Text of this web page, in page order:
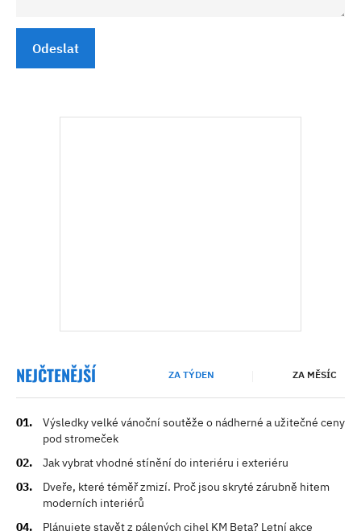
Odeslat
NEJČTENĚJŠÍ ZA TÝDEN ZA MĚSÍC
Výsledky velké vánoční soutěže o nádherné a užitečné ceny
pod stromeček
Jak vybrat vhodné stínění do interiéru i exteriéru
Dveře, které téměř zmizí. Proč jsou skryté zárubně hitem
moderních interiérů
Plánujete stavět z pálených cihel KM Beta? Letní akce